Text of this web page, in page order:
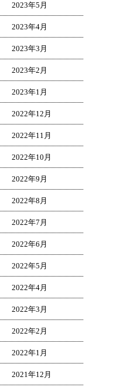
2023年5月
2023年4月
2023年3月
2023年2月
2023年1月
2022年12月
2022年11月
2022年10月
2022年9月
2022年8月
2022年7月
2022年6月
2022年5月
2022年4月
2022年3月
2022年2月
2022年1月
2021年12月